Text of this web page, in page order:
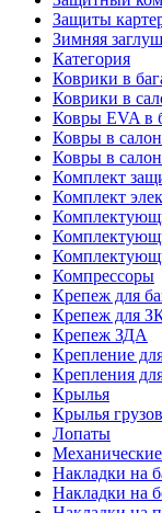
Защиты
Зимняя
Категория
Коврики в
Коврики в
Ковры EVA в
Ковры в
Ковры в
Комплект
Комплект
Компрессоры
Крепеж для
Крепеж для
Крепеж ЗДА
Крепление
Крепления
Крылья
Крылья
Лопаты
Накладки на
Накладки на